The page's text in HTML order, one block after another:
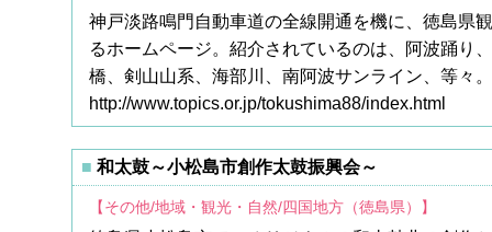
神戸淡路鳴門自動車道の全線開通を機に、徳島県
るホームページ。紹介されているのは、阿波踊り
橋、剣山山系、海部川、南阿波サンライン、等々。
http://www.topics.or.jp/tokushima88/index.html
和太鼓～小松島市創作太鼓振興会～
【その他/地域・観光・自然/四国地方（徳島県）】